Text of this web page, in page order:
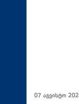
07 აგვისტო